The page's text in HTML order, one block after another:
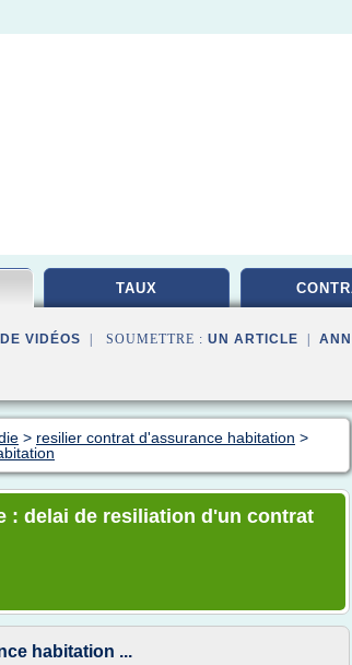
TAUX
VIDÉOS | SOUMETTRE : UN ARTICLE
> resilier contrat d'assurance habitation >
: delai de resiliation d'un contrat
habitation ...